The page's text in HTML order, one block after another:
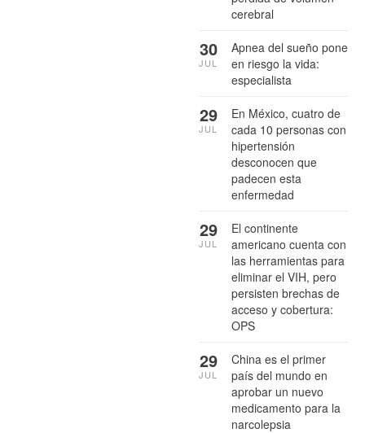
cerebral
Apnea del sueño pone
en riesgo la vida:
especialista
30
JUL
En México, cuatro de
cada 10 personas con
hipertensión
desconocen que
padecen esta
enfermedad
29
JUL
El continente
americano cuenta con
las herramientas para
eliminar el VIH, pero
persisten brechas de
acceso y cobertura:
OPS
29
JUL
China es el primer
país del mundo en
aprobar un nuevo
medicamento para la
narcolepsia
29
JUL